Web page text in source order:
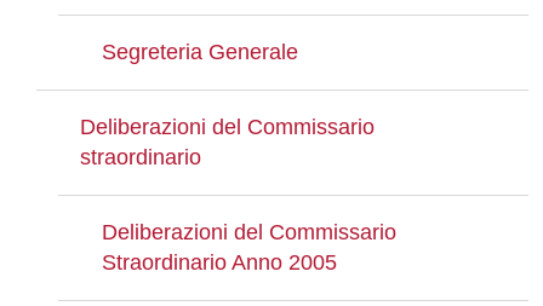
Segreteria Generale
Deliberazioni del Commissario
straordinario
Deliberazioni del Commissario
Straordinario Anno 2005